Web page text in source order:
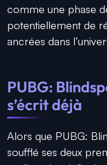
comme une phase
potentiellement de
ancrées dans
PUBG:
s’écrit déjà
Alors que PUBG:
soufflé ses deux